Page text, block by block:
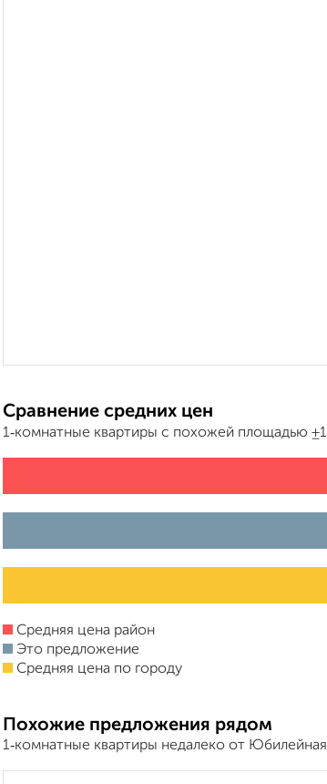
Сравнение средних цен
1‑комнатные квартиры с похожей площадью
Средняя цена район
Это предложение
Средняя цена по городу
Похожие предложения рядом
1‑комнатные квартиры недалеко от